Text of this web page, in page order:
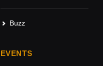
Buzz
EVENTS